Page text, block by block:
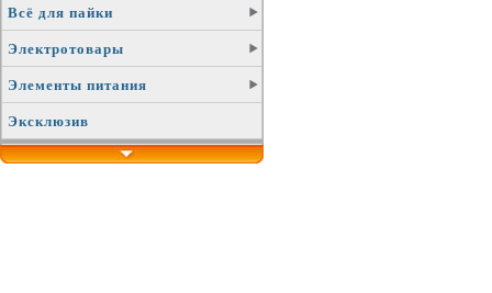
Всё для пайки
Электротовары
Элементы питания
Эксклюзив